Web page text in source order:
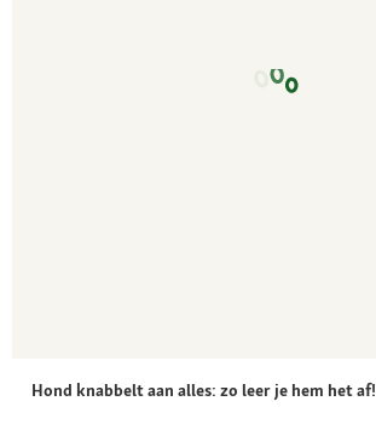
Hond knabbelt aan alles: zo leer je hem het af!